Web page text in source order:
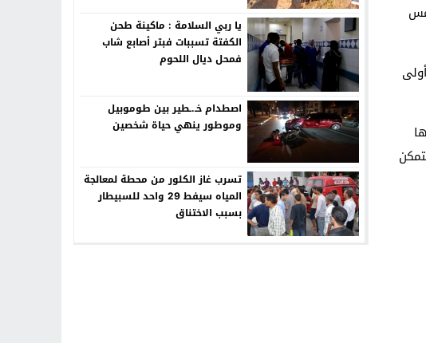
يا ربي السلامة : ماكينة طحن
الكفتة تسببات فبتر أصابع شاب
فمحل ديال اللحوم
اصطدام خـ.ـطير بين طوموبيل
وموطور ينهي حياة شخصين
تسرب غاز الكلور من محطة لمعالجة
المياه سيفط 29 واحد للسبيطار
بسبب الاختناق